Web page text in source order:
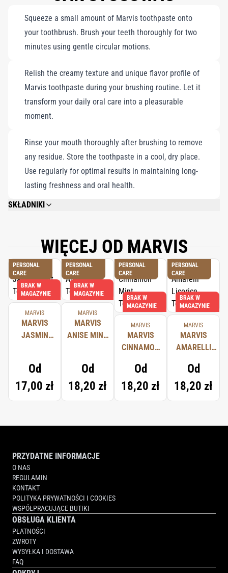
konserwantów formuła nie zawiera składników pochodzenia
zwierzęcego, zapewniając luksusowe doznania w jamie ustnej.
Zanurz się w tętniącym życiem tańcu imbiru i mięty, gdzie ciepło
i orzeźwiającą symfonię przez cały dzień. Unikalna mieszanka
słodkiej mięty i pikantnego imbiru Dokładnie czyści,
jednocześnie chroniąc szkliwo i zębinę Nie zawiera środków
konserwujących ani składników pochodzenia zwierzęcego
Squeeze a small amount of Marvis toothpaste onto
your toothbrush. Brush your teeth thoroughly for two
minutes using gentle circular motions.
Relish the creamy texture and unique flavor profile of
Marvis toothpaste during your brushing routine. Let it
transform your daily oral care into a pleasurable
moment.
Rinse your mouth thoroughly after brushing to remove
any residue. Store the toothpaste in a cool, dry place.
Use regularly for optimal results in maintaining long-
lasting freshness and oral health.
SKŁADNIKI
ACID, SODIUM CITRATE, LIMONENE.
WIĘCEJ OD MARVIS
PERSONAL
CARE
BRAK W
MAGAZYNIE
MARVIS
MARVIS
JASMIN
Od
17,00 zł
PERSONAL
CARE
BRAK W
MAGAZYNIE
MARVIS
MARVIS
ANISE MINT
Od
18,20 zł
PERSONAL
CARE
BRAK W
MAGAZYNIE
MARVIS
MARVIS
CINNAMON
TOOTHPASTE
Od
18,20 zł
PERSONAL
CARE
BRAK W
MAGAZYNIE
MARVIS
MARVIS
AMARELLI
TOOTHPASTE
Od
18,20 zł
PRZYDATNE INFORMACJE
O NAS
REGULAMIN
KONTAKT
POLITYKA PRYWATNOŚCI I COOKIES
WSPÓŁPRACUJĄCE BUTIKI
OBSŁUGA KLIENTA
PŁATNOŚCI
ZWROTY
WYSYŁKA I DOSTAWA
FAQ